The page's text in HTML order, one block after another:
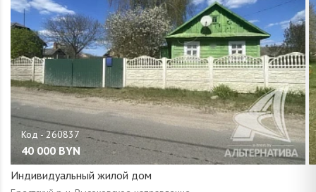
40 000 BYN
Индивидуальный жилой дом